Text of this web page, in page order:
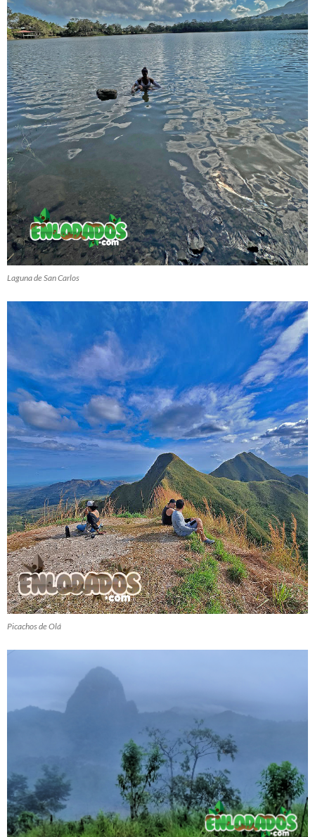
Laguna de San Carlos
Picachos de Olá